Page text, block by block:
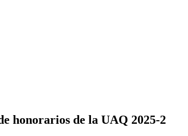
honorarios de la UAQ 2025-2